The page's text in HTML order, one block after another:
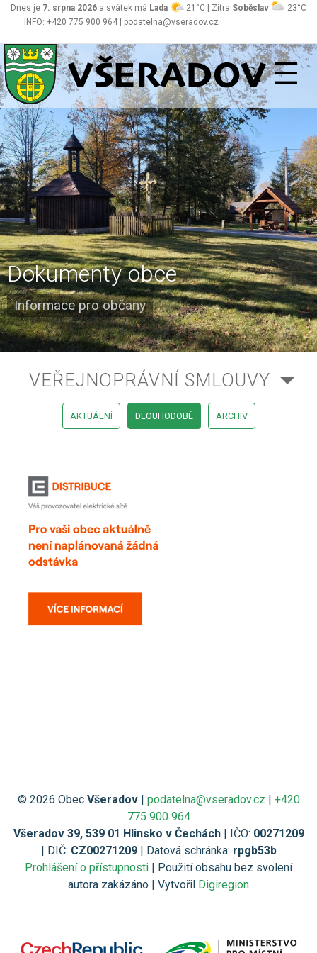
INFO: +420 775 900 964 | podatelna@vseradov.cz
Dnes je 7. srpna 2026 a svátek má Lada 21°C | Zítra Soběslav 23°C
Všeradov
Dokumenty obce
Informace pro občany
VEŘEJNOPRÁVNÍ SMLOUVY
AKTUÁLNÍ DLOUHODOBÉ ARCHIV
© 2026 Obec Všeradov| podatelna@vseradov.cz | +420
775 900 964
Všeradov 39, 539 01 Hlinsko v Čechách| IČO: 00271209
| DIČ: CZ00271209| Datová schránka: rpgb53b
Prohlášení o přístupnosti | Použití obsahu bez svolení
autora zakázáno | Vytvořil Digiregion